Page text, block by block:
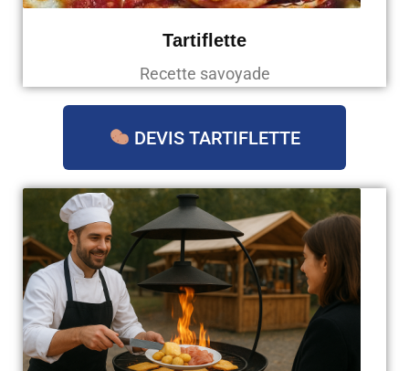
Tartiflette
Recette savoyade
DEVIS TARTIFLETTE